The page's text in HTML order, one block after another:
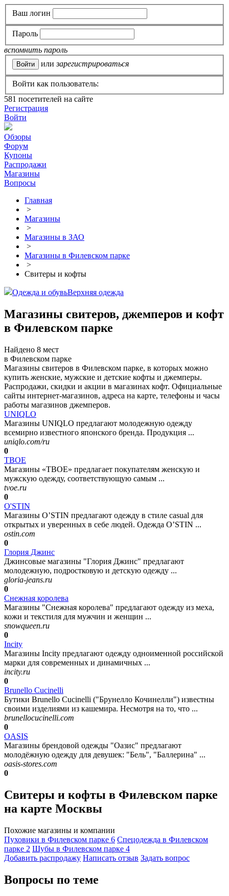
Ваш логин
Пароль
вспомнить пароль
или зарегистрироваться
Войти как пользователь:
581 посетителей на сайте
Регистрация
Войти
Обзоры
Форум
Купоны
Распродажи
Магазины
Вопросы
Главная
>
Магазины
>
Магазины в ЗАО
>
Магазины в Филевском парке
>
Свитеры и кофты
Одежда и обувьВерхняя одежда
Магазины свитеров, джемперов и кофт
в Филевском парке
Найдено 8 мест
в Филевском парке
Магазины свитеров в Филевском парке, в которых можно
купить женские, мужские и детские кофты и джемперы.
Распродажи, скидки и акции в магазинах кофт. Официальные
сайты интернет-магазинов, адреса на карте, телефоны и часы
работы магазинов джемперов.
UNIQLO
Магазины UNIQLO предлагают молодежную одежду
всемирно известного японского бренда. Продукция ...
uniqlo.com/ru
0
ТВОЕ
Магазины «ТВОЕ» предлагает покупателям женскую и
мужскую одежду, соответствующую самым ...
tvoe.ru
0
O'STIN
Магазины O’STIN предлагают одежду в стиле casual для
открытых и уверенных в себе людей. Одежда O’STIN ...
ostin.com
0
Глория Джинс
Джинсовые магазины "Глория Джинс" предлагают
молодежную, подростковую и детскую одежду ...
gloria-jeans.ru
0
Снежная королева
Магазины "Снежная королева" предлагают одежду из меха,
кожи и текстиля для мужчин и женщин ...
snowqueen.ru
0
Incity
Магазины Incity предлагают одежду одноименной российской
марки для современных и динамичных ...
incity.ru
0
Brunello Cucinelli
Бутики Brunello Cucinelli ("Брунелло Кочинелли") известны
своими изделиями из кашемира. Несмотря на то, что ...
brunellocucinelli.com
0
OASIS
Магазины брендовой одежды "Оазис" предлагают
молодёжную одежду для девушек: "Бель", "Баллерина" ...
oasis-stores.com
0
Свитеры и кофты в Филевском парке
на карте Москвы
Похожие магазины и компании
Пуховики в Филевском парке 6 Спецодежда в Филевском
парке 2 Шубы в Филевском парке 4
Добавить раcпродажу Написать отзыв Задать вопрос
Вопросы по теме